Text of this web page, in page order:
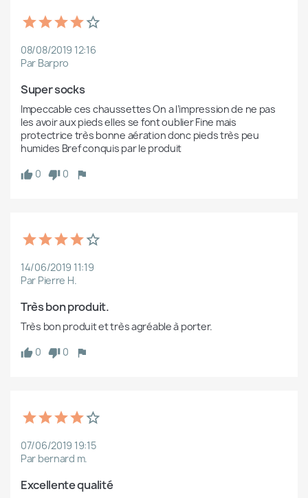
08/08/2019 12:16
Par Barpro
Super socks
Impeccable ces chaussettes On a l’impression de ne pas
les avoir aux pieds elles se font oublier Fine mais
protectrice très bonne aération donc pieds très peu
humides Bref conquis par le produit
0
0
14/06/2019 11:19
Par Pierre H.
Très bon produit.
Très bon produit et très agréable à porter.
0
0
07/06/2019 19:15
Par bernard m.
Excellente qualité